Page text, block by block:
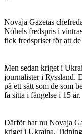
Novaja Gazetas
Nobels fredspris i
fick fredspriset för att
Men sedan kriget i
journalister i Ryssland.
på ett sätt som de som
få sitta i fängelse i 15 år.
Därför har nu Novaja
kriget i Ukraina.